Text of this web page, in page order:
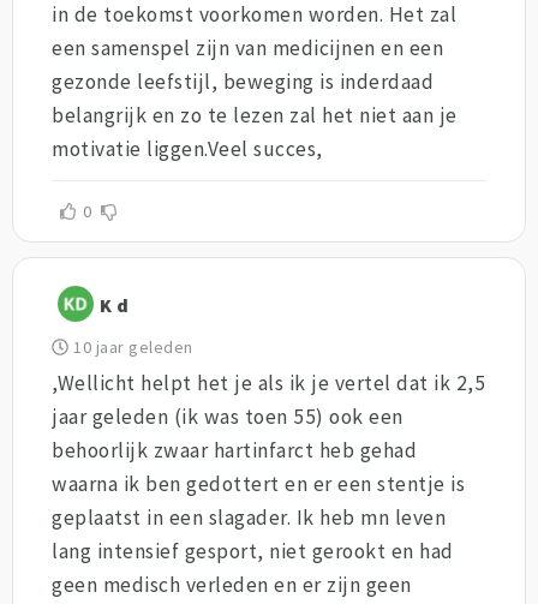
in de toekomst voorkomen worden. Het zal
een samenspel zijn van medicijnen en een
gezonde leefstijl, beweging is inderdaad
belangrijk en zo te lezen zal het niet aan je
motivatie liggen.Veel succes,
0
K d
10 jaar geleden
,Wellicht helpt het je als ik je vertel dat ik 2,5
jaar geleden (ik was toen 55) ook een
behoorlijk zwaar hartinfarct heb gehad
waarna ik ben gedottert en er een stentje is
geplaatst in een slagader. Ik heb mn leven
lang intensief gesport, niet gerookt en had
geen medisch verleden en er zijn geen